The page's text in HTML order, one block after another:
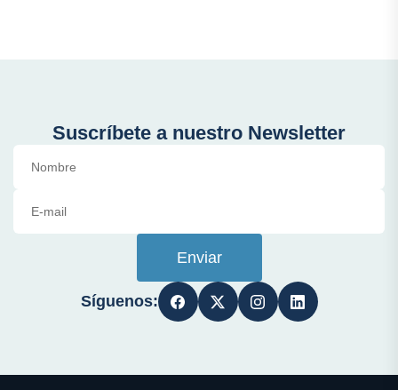
Suscríbete a nuestro Newsletter
Enviar
Síguenos: